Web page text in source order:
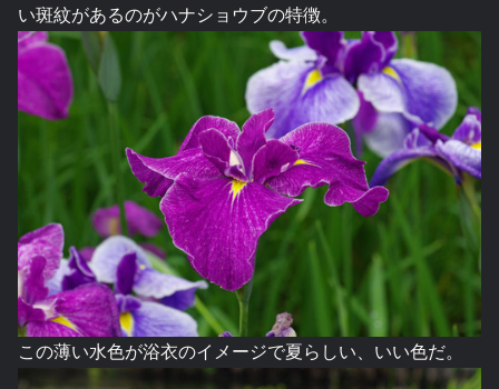
い斑紋があるのがハナショウブの特徴。
この薄い水色が浴衣のイメージで夏らしい、いい色だ。